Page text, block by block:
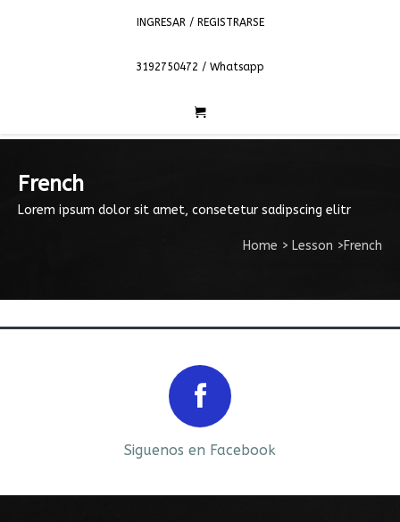
INGRESAR / REGISTRARSE
3192750472 / Whatsapp
French
Lorem ipsum dolor sit amet, consetetur sadipscing elitr
Home > Lesson >French
Siguenos en Facebook